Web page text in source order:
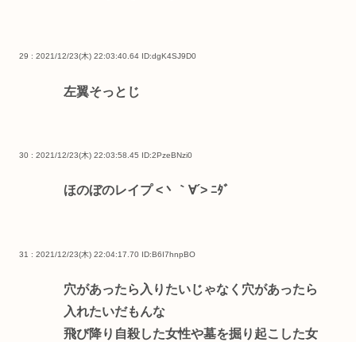
29 : 2021/12/23(木) 22:03:40.64 ID:dgK4SJ9D0
左翼そっとじ
30 : 2021/12/23(木) 22:03:58.45 ID:2PzeBNzi0
ほのぼのレイプ <丶｀∀´> ﾆﾀﾞ
31 : 2021/12/23(木) 22:04:17.70 ID:B6I7hnpBO
穴があったら入りたいじゃなく穴があったら
入れたいだもんな
飛び降り自殺した女性や墓を掘り起こした女